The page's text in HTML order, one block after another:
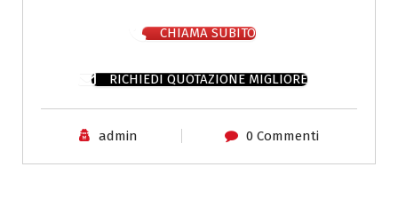
CHIAMA SUBITO
RICHIEDI QUOTAZIONE MIGLIORE
admin 0 Commenti